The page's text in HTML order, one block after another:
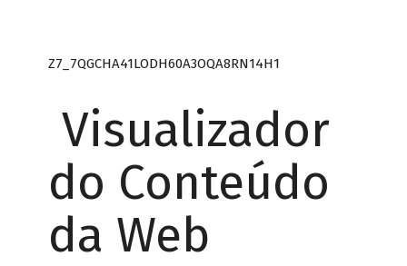
Z7_7QGCHA41LODH60A3OQA8RN14H1
Visualizador
do Conteúdo
da Web